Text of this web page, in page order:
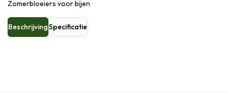
Zomerbloeiers voor bijen
BeschrijvingSpecificatie